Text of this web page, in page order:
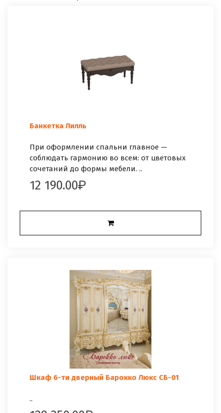
Банкетка Лилль
При оформлении спальни главное —
соблюдать гармонию во всем: от цветовых
сочетаний до формы мебели. ..
12 190.00
Шкаф 6-ти дверный Барокко Люкс СБ-01
..